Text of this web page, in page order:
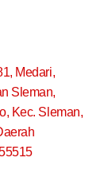
Medari,
Sleman,
Kec. Sleman,